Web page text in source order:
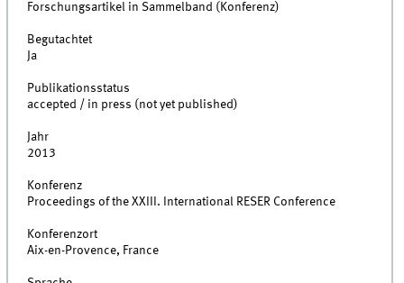
Forschungsartikel in Sammelband (Konferenz)
Begutachtet
Ja
Publikationsstatus
accepted / in press (not yet published)
Jahr
2013
Konferenz
Proceedings of the XXIII. International RESER Conference
Konferenzort
Aix-en-Provence, France